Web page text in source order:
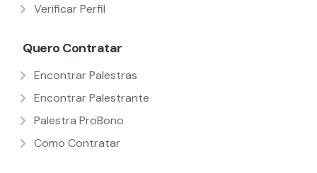
Verificar Perfil
Quero Contratar
Encontrar Palestras
Encontrar Palestrante
Palestra ProBono
Como Contratar